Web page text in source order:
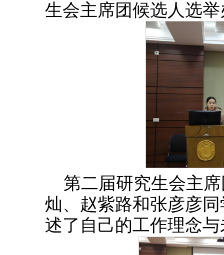
生会主席团候选人选
第二届研究生会主
灿、赵紫路和张彦彦
述了自己的工作理念